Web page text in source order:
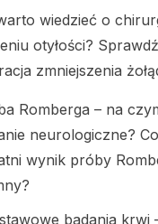
wiedzieć o
otyłości?
zmniejszenia
Romberga – na
neurologiczne?
wynik próby
badania krwi